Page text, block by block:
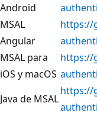
Android
MSAL
Angular
https://
MSAL para
iOS y macOS
https://
Java de MSAL
https://